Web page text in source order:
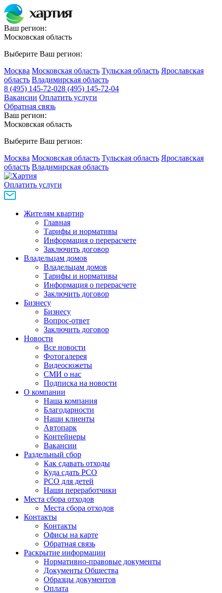
Ваш регион:
Московская область
Выберите Ваш регион:
Москва Московская область Тульская область Ярославская
область Владимирская область
8 (495) 145-72-028 (495) 145-72-04
Вакансии Оплатить услуги
Обратная связь
Ваш регион:
Московская область
Выберите Ваш регион:
Москва Московская область Тульская область Ярославская
область Владимирская область
Оплатить услуги
Жителям квартир
Главная
Тарифы и нормативы
Информация о перерасчете
Заключить договор
Владельцам домов
Владельцам домов
Тарифы и нормативы
Информация о перерасчете
Заключить договор
Бизнесу
Бизнесу
Вопрос-ответ
Заключить договор
Новости
Все новости
Фотогалерея
Видеосюжеты
СМИ о нас
Подписка на новости
О компании
Наша компания
Благодарности
Наши клиенты
Автопарк
Контейнеры
Вакансии
Раздельный сбор
Как сдавать отходы
Куда сдать РСО
РСО для детей
Наши переработчики
Места сбора отходов
Места сбора отходов
Контакты
Контакты
Офисы на карте
Обратная связь
Раскрытие информации
Нормативно-правовые документы
Документы Общества
Образцы документов
Оплата